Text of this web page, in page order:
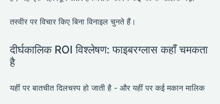
तस्वीर पर विचार किए बिना विनाइल चुनते हैं।
दीर्घकालिक ROI विश्लेषण: फाइबरग्लास कहाँ चमकता
है
यहीं पर बातचीत दिलचस्प हो जाती है - और यहीं पर कई मकान मालिक